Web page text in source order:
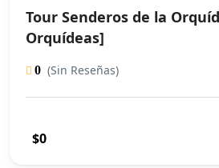
Tour Senderos de la
Orquídeas]
0 (Sin Reseñas)
$0